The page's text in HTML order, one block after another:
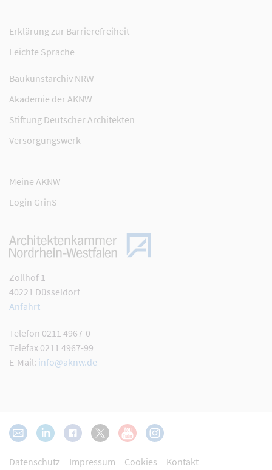
Erklärung zur Barrierefreiheit
Leichte Sprache
Baukunstarchiv NRW
Akademie der AKNW
Stiftung Deutscher Architekten
Versorgungswerk
Meine AKNW
Login GrinS
Zollhof 1
40221 Düsseldorf
Anfahrt
Telefon 0211 4967-0
Telefax 0211 4967-99
E-Mail: info@aknw.de
Datenschutz Impressum Cookies Kontakt